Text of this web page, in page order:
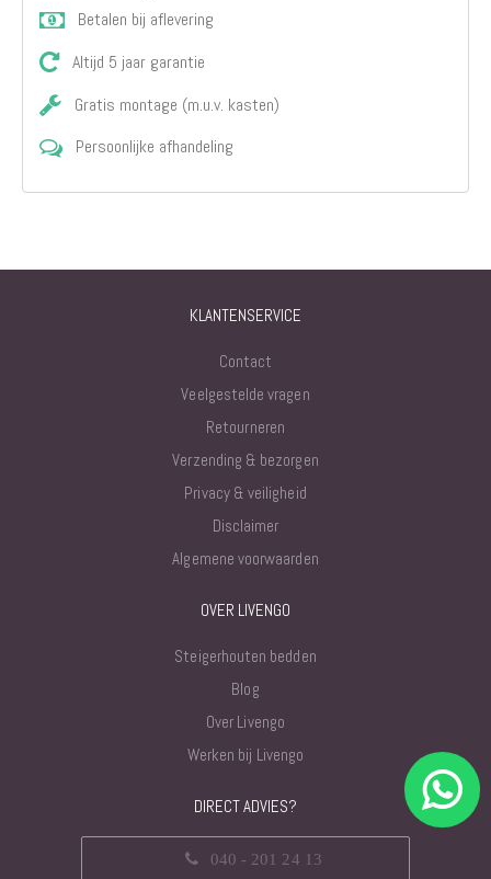
Betalen bij aflevering
Altijd 5 jaar garantie
Gratis montage (m.u.v. kasten)
Persoonlijke afhandeling
KLANTENSERVICE
Contact
Veelgestelde vragen
Retourneren
Verzending & bezorgen
Privacy & veiligheid
Disclaimer
Algemene voorwaarden
OVER LIVENGO
Steigerhouten bedden
Blog
Over Livengo
Werken bij Livengo
DIRECT ADVIES?
040 - 201 24 13